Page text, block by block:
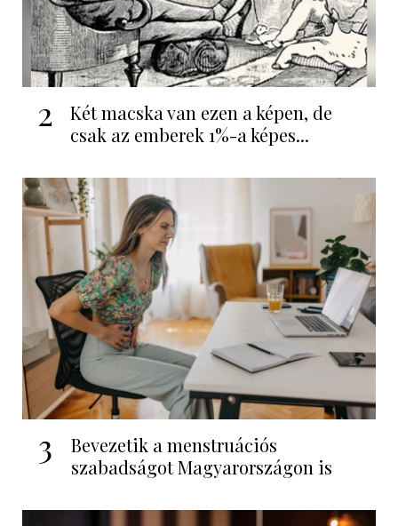
2
Két macska van ezen a képen, de
csak az emberek 1%-a képes...
3
Bevezetik a menstruációs
szabadságot Magyarországon is